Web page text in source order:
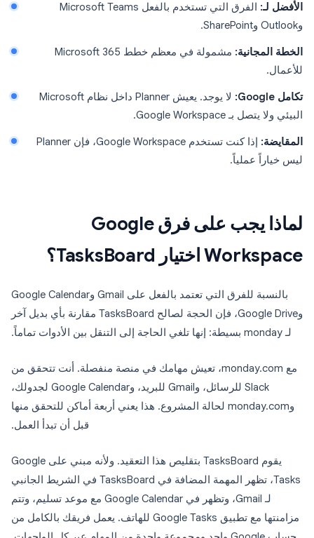
الأفضل لـ:
الفرق التي تستخدم بالفعل Microsoft Teams
وOutlook وSharePoint.
الخطة المجانية:
مشمولة في معظم خطط Microsoft 365
للأعمال.
تكامل Google:
لا يوجد. يعيش Planner داخل نظام Microsoft
البيئي ولا يتصل بـ Google Workspace.
المقايضة:
إذا كنت تستخدم Google Workspace، فإن Planner
ليس خياراً عملياً.
لماذا يجب على فرق Google
Workspace اختيار TasksBoard؟
بالنسبة للفرق التي تعتمد بالفعل على Gmail وGoogle Calendar
وGoogle Drive، فإن الحجة لصالح TasksBoard مقارنة بأي بديل آخر
لـ monday بسيطة: إنها تلغي الحاجة إلى التنقل بين الأدوات تماماً.
مع monday.com، تعيش مهامك في منصة منفصلة. أنت تتحقق من
Slack للرسائل، وGmail للبريد، وGoogle Calendar لجدولك،
وmonday.com لحالة المشروع. هذا يعني أربعة أماكن للتحقق منها
قبل أن تبدأ العمل.
يقوم TasksBoard بتقليص هذا التعقيد. ولأنه مبني على Google
Tasks، تظهر المهمة المضافة في TasksBoard في الشريط الجانبي
لـ Gmail، وتظهر في Google Calendar مع موعد تسليم، وتتم
مزامنتها مع تطبيق Google Tasks للهاتف. يعمل فريقك بالكامل من